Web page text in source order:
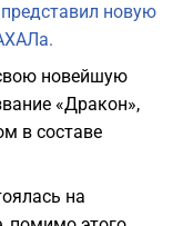
новую
новейшую
«Дракон»,
в составе
на